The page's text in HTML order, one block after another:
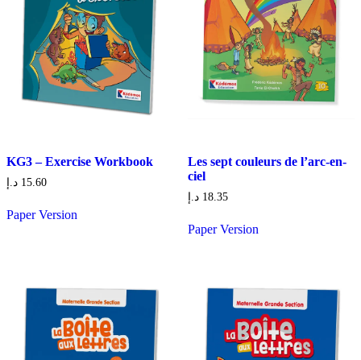
KG3 – Exercise Workbook
15.60 د.إ
Paper Version
Les sept couleurs de l’arc-en-
ciel
18.35 د.إ
Paper Version